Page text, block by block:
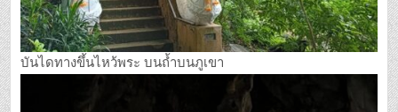
บันไดทางขึ้นไหว้พระ บนถ้ำบนภูเขา